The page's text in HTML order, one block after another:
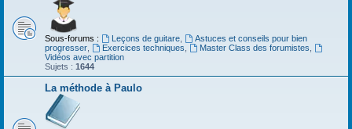
Sous-forums : Leçons de guitare,
Astuces et conseils pour bien
progresser
Exercices techniques Master Class des forumistes
Vidéos avec partition
Sujets : 1644
La méthode à Paulo